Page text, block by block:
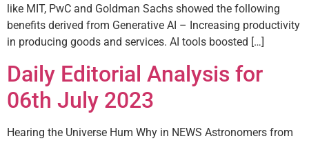
like MIT, PwC and Goldman Sachs showed the following
benefits derived from Generative AI – Increasing productivity
in producing goods and services. AI tools boosted […]
Daily Editorial Analysis for
06th July 2023
Hearing the Universe Hum Why in NEWS Astronomers from